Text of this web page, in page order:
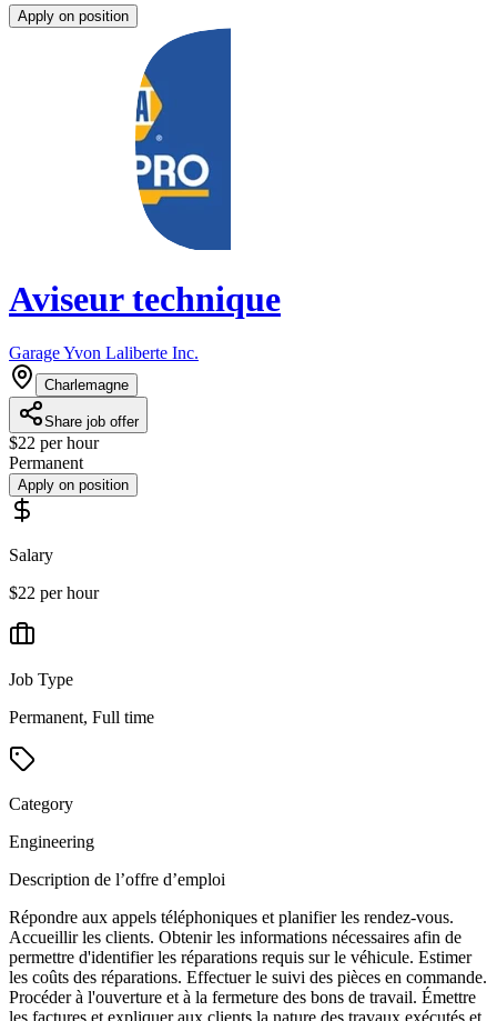
Apply on position
Aviseur technique
Garage Yvon Laliberte Inc.
Charlemagne
Share job offer
$22 per hour
Permanent
Apply on position
Salary
$22 per hour
Job Type
Permanent, Full time
Category
Engineering
Description de l’offre d’emploi
Répondre aux appels téléphoniques et planifier les rendez-vous.
Accueillir les clients. Obtenir les informations nécessaires afin de
permettre d'identifier les réparations requis sur le véhicule. Estimer
les coûts des réparations. Effectuer le suivi des pièces en commande.
Procéder à l'ouverture et à la fermeture des bons de travail. Émettre
les factures et expliquer aux clients la nature des travaux exécutés et